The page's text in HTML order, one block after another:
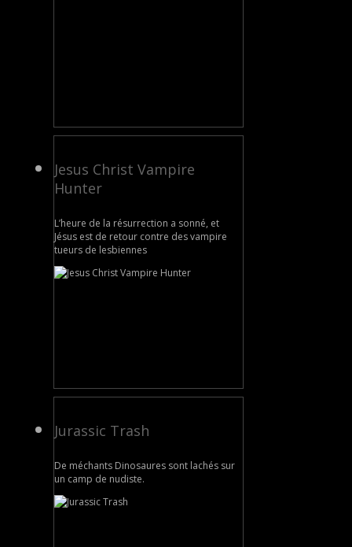
Jesus Christ Vampire
Hunter
L’heure de la résurrection a sonné, et
Jésus est de retour contre des vampire
tueurs de lesbiennes
Jurassic Trash
De méchants Dinosaures sont lachés sur
un camp de nudiste.